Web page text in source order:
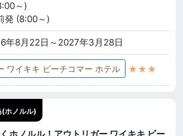
～)
発 (8:00～)
年8月22日～2027年3月28日
ワイキキ ビーチコマー ホテル ★★★
ホノルル)